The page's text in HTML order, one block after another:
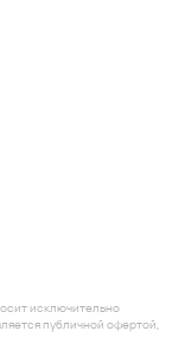
исключительно
публичной офертой,